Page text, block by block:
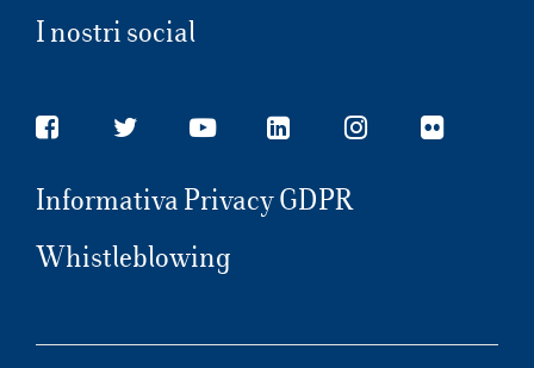
I nostri social
Informativa Privacy GDPR
Whistleblowing